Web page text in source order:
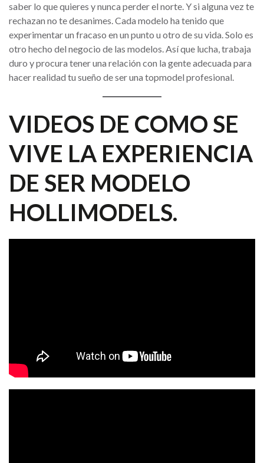
saber lo que quieres y nunca perder el norte. Y si alguna vez te
rechazan no te desanimes. Cada modelo ha tenido que
experimentar un fracaso en un punto u otro de su vida. Solo es
otro hecho del negocio de las modelos. Así que lucha, trabaja
duro y procura tener una relación con la gente adecuada para
hacer realidad tu sueño de ser una topmodel profesional.
VIDEOS DE COMO SE
VIVE LA EXPERIENCIA
DE SER MODELO
HOLLIMODELS.